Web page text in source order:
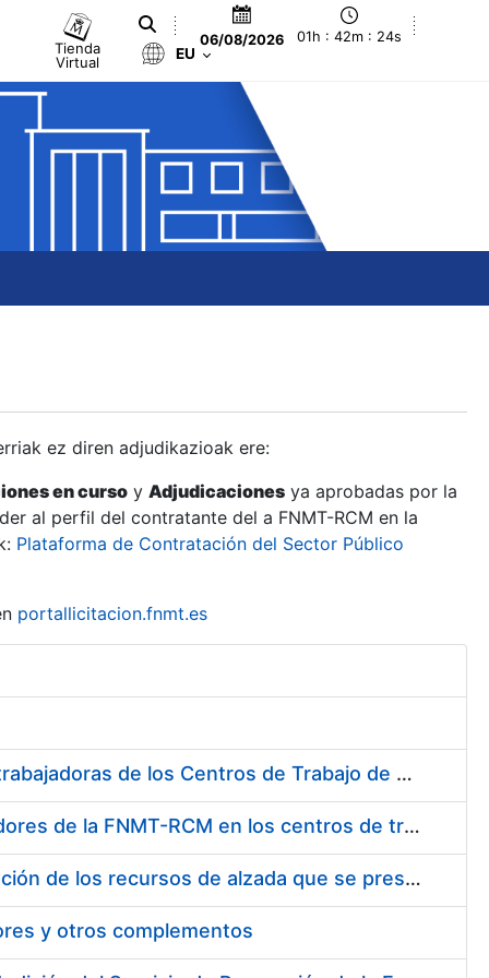
Tienda
Virtual
06/08/2026 01h : 42m : 24s
EU
ez diren adjudikazioak ere:
en curso y Adjudicaciones ya aprobadas por la
al perfil del contratante del a FNMT-RCM en la
Plataforma de Contratación del Sector Público
portallicitacion.fnmt.es
Suministro de Protectores Auditivos a medida para las personas trabajadoras de los Centros de Trabajo de Madrid y Burgos
Suministro de gafas graduadas antiproyecciones para los trabajadores de la FNMT-RCM en los centros de trabajo de Madrid y Burgos
Servicios de una empresa externa para el asesoramiento y resolución de los recursos de alzada que se presentan relacionados con procesos de selección para la FNMT-RCM
y otros complementos